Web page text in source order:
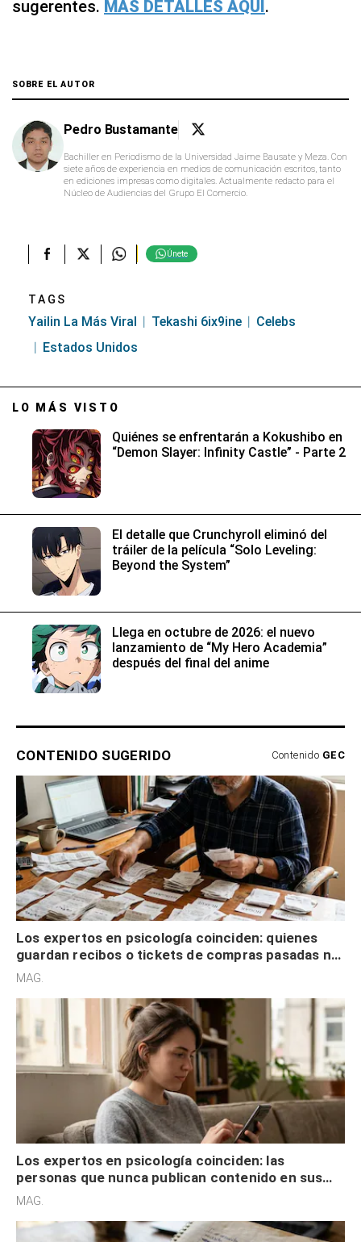
sugerentes. MÁS DETALLES AQUÍ .
SOBRE EL AUTOR
Pedro Bustamante
Bachiller en Periodismo de la Universidad Jaime Bausate y Meza. Con
siete años de experiencia en medios de comunicación escritos, tanto
en ediciones impresas como digitales. Actualmente redacto para el
Núcleo de Audiencias del Grupo El Comercio.
Únete
TAGS
Yailin La Más Viral Tekashi 6ix9ine
Celebs
Estados Unidos
LO MÁS VISTO
Quiénes se enfrentarán a Kokushibo en
“Demon Slayer: Infinity Castle” - Parte 2
El detalle que Crunchyroll eliminó del
tráiler de la película “Solo Leveling:
Beyond the System”
Llega en octubre de 2026: el nuevo
lanzamiento de “My Hero Academia”
después del final del anime
CONTENIDO SUGERIDO Contenido GEC
Los expertos en psicología coinciden: quienes
guardan recibos o tickets de compras pasadas no
son acumuladores, sino que tienen necesidad de
MAG.
Los expertos en psicología coinciden: las
personas que nunca publican contenido en sus
redes sociales no pretenden buscar validación
MAG.